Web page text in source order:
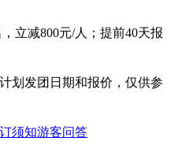
立减800元/人；提前40天报
计划发团日期和报价，仅供参
须知游客问答